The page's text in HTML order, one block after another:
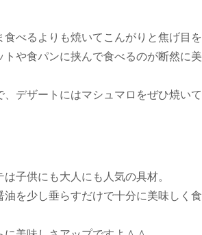
食べるよりも焼いてこんがりと焦げ目を
トや食パンに挟んで食べるのが断然に美
デザートにはマシュマロをぜひ焼いて
子供にも大人にも人気の具材。
油を少し垂らすだけで十分に美味しく食